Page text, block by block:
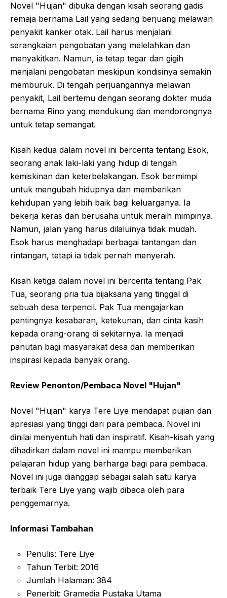
Novel "Hujan" dibuka dengan kisah seorang gadis
remaja bernama Lail yang sedang berjuang melawan
penyakit kanker otak. Lail harus menjalani
serangkaian pengobatan yang melelahkan dan
menyakitkan. Namun, ia tetap tegar dan gigih
menjalani pengobatan meskipun kondisinya semakin
memburuk. Di tengah perjuangannya melawan
penyakit, Lail bertemu dengan seorang dokter muda
bernama Rino yang mendukung dan mendorongnya
untuk tetap semangat.
Kisah kedua dalam novel ini bercerita tentang Esok,
seorang anak laki-laki yang hidup di tengah
kemiskinan dan keterbelakangan. Esok bermimpi
untuk mengubah hidupnya dan memberikan
kehidupan yang lebih baik bagi keluarganya. Ia
bekerja keras dan berusaha untuk meraih mimpinya.
Namun, jalan yang harus dilaluinya tidak mudah.
Esok harus menghadapi berbagai tantangan dan
rintangan, tetapi ia tidak pernah menyerah.
Kisah ketiga dalam novel ini bercerita tentang Pak
Tua, seorang pria tua bijaksana yang tinggal di
sebuah desa terpencil. Pak Tua mengajarkan
pentingnya kesabaran, ketekunan, dan cinta kasih
kepada orang-orang di sekitarnya. Ia menjadi
panutan bagi masyarakat desa dan memberikan
inspirasi kepada banyak orang.
Review Penonton/Pembaca Novel "Hujan"
Novel "Hujan" karya Tere Liye mendapat pujian dan
apresiasi yang tinggi dari para pembaca. Novel ini
dinilai menyentuh hati dan inspiratif. Kisah-kisah yang
dihadirkan dalam novel ini mampu memberikan
pelajaran hidup yang berharga bagi para pembaca.
Novel ini juga dianggap sebagai salah satu karya
terbaik Tere Liye yang wajib dibaca oleh para
penggemarnya.
Informasi Tambahan
Penulis: Tere Liye
Tahun Terbit: 2016
Jumlah Halaman: 384
Penerbit: Gramedia Pustaka Utama